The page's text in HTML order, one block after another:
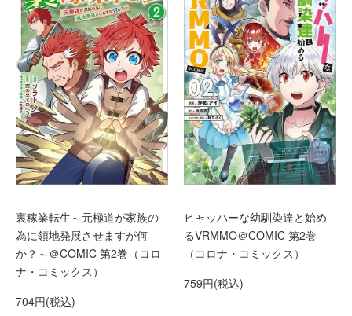
裏稼業転生～元極道が家族の
為に領地発展させますが何
か？～＠COMIC 第2巻（コロ
ナ・コミックス）
704円(税込)
ヒャッハーな幼馴染達と始め
るVRMMO＠COMIC 第2巻
（コロナ・コミックス）
759円(税込)